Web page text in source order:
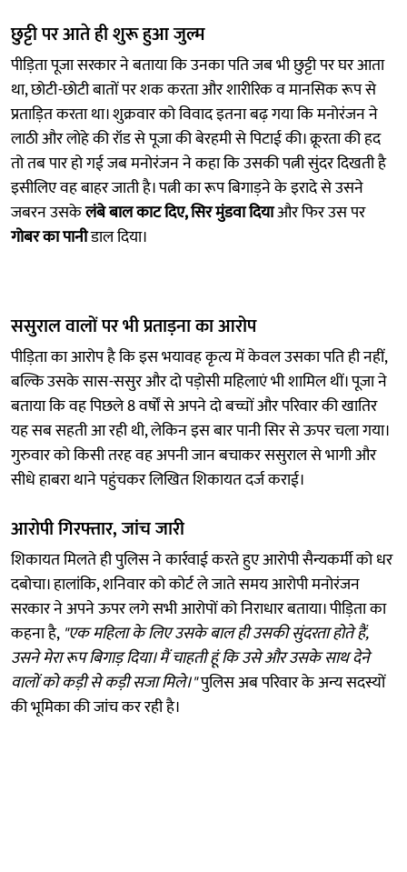
छुट्टी पर आते ही शुरू हुआ जुल्म
पीड़िता पूजा सरकार ने बताया कि उनका पति जब भी छुट्टी पर घर आता
था, छोटी-छोटी बातों पर शक करता और शारीरिक व मानसिक रूप से
प्रताड़ित करता था। शुक्रवार को विवाद इतना बढ़ गया कि मनोरंजन ने
लाठी और लोहे की रॉड से पूजा की बेरहमी से पिटाई की। क्रूरता की हद
तो तब पार हो गई जब मनोरंजन ने कहा कि उसकी पत्नी सुंदर दिखती है
इसीलिए वह बाहर जाती है। पत्नी का रूप बिगाड़ने के इरादे से उसने
जबरन उसकेलंबे बाल काट दिए, सिर मुंडवा दियाऔर फिर उस पर
गोबर का पानीडाल दिया।
ससुराल वालों पर भी प्रताड़ना का आरोप
पीड़िता का आरोप है कि इस भयावह कृत्य में केवल उसका पति ही नहीं,
बल्कि उसके सास-ससुर और दो पड़ोसी महिलाएं भी शामिल थीं। पूजा ने
बताया कि वह पिछले 8 वर्षों से अपने दो बच्चों और परिवार की खातिर
यह सब सहती आ रही थी, लेकिन इस बार पानी सिर से ऊपर चला गया।
गुरुवार को किसी तरह वह अपनी जान बचाकर ससुराल से भागी और
सीधे हाबरा थाने पहुंचकर लिखित शिकायत दर्ज कराई।
आरोपी गिरफ्तार, जांच जारी
शिकायत मिलते ही पुलिस ने कार्रवाई करते हुए आरोपी सैन्यकर्मी को धर
दबोचा। हालांकि, शनिवार को कोर्ट ले जाते समय आरोपी मनोरंजन
सरकार ने अपने ऊपर लगे सभी आरोपों को निराधार बताया। पीड़िता का
कहना है, "एक महिला के लिए उसके बाल ही उसकी सुंदरता होते हैं,
उसने मेरा रूप बिगाड़ दिया। मैं चाहती हूं कि उसे और उसके साथ देने
वालों को कड़ी से कड़ी सजा मिले।"पुलिस अब परिवार के अन्य सदस्यों
की भूमिका की जांच कर रही है।